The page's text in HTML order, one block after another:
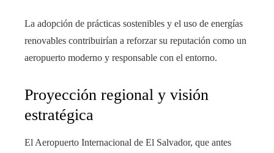
La adopción de prácticas sostenibles y el uso de energías
renovables contribuirían a reforzar su reputación como un
aeropuerto moderno y responsable con el entorno.
Proyección regional y visión
estratégica
El Aeropuerto Internacional de El Salvador, que antes